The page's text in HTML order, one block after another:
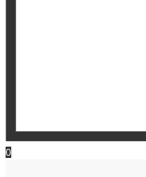
Det lilla
I
Self Love
Hur du
Äldre och
Häxans
Gud gav
0